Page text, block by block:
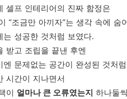
셀프 인테리어의 진짜 함정은
“조금만 아끼자”는 생각 속에 숨
는 성공한 것처럼 보였다.
받고 조립을 끝낸 후엔
엔 문제없는 공간이 완성된 것처
시간이 지나면서
이 얼마나 큰 오류였는지 하나둘